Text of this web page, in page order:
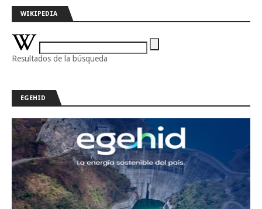
WIKIPEDIA
Resultados de la búsqueda
EGEHID